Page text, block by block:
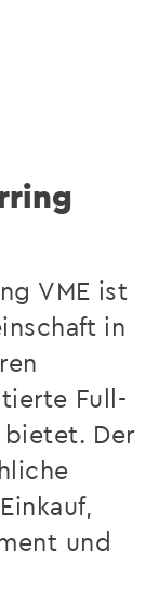
„made in
VME ist
in
Full-
Der
und